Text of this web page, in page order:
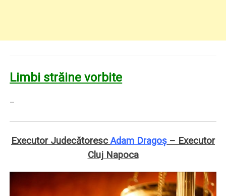
Limbi străine vorbite
–
Executor JudecătorescAdam Dragoș – Executor
Cluj Napoca